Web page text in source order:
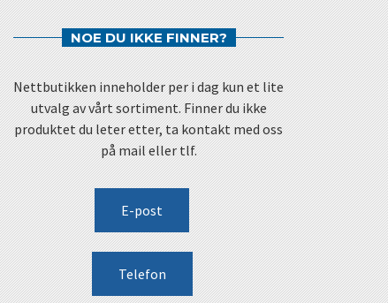
NOE DU IKKE FINNER?
Nettbutikken inneholder per i dag kun et lite
utvalg av vårt sortiment. Finner du ikke
produktet du leter etter, ta kontakt med oss
på mail eller tlf.
E-post
Telefon